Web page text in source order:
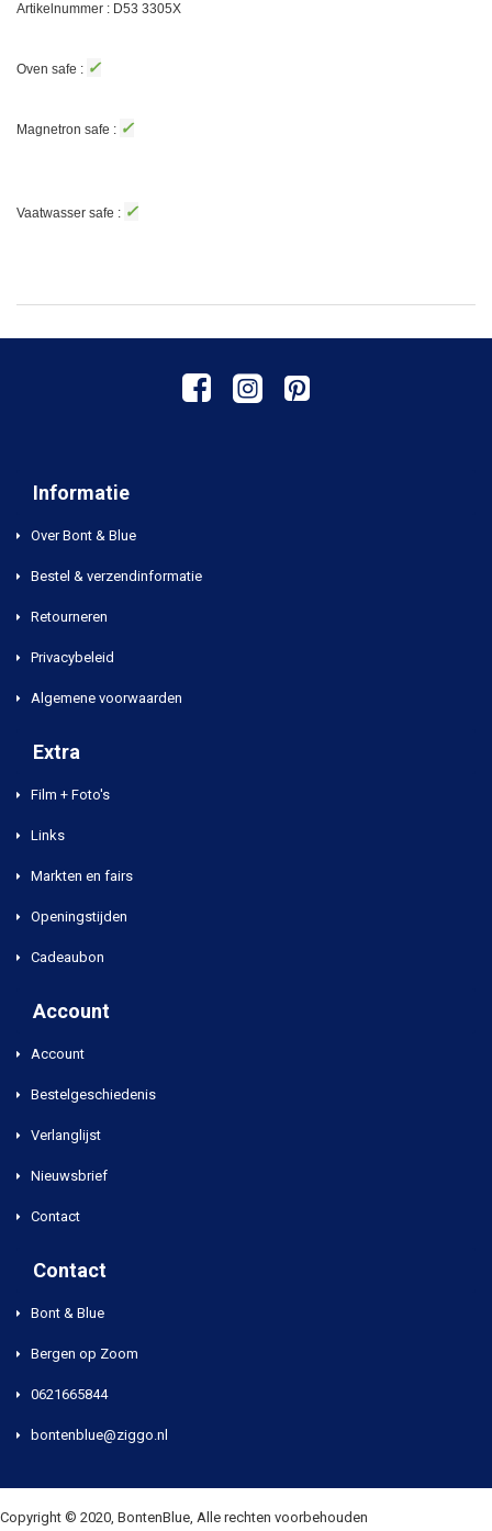
Artikelnummer : D53 3305X
Oven safe : ✓
Magnetron safe : ✓
Vaatwasser safe : ✓
Informatie
Over Bont & Blue
Bestel & verzendinformatie
Retourneren
Privacybeleid
Algemene voorwaarden
Extra
Film + Foto's
Links
Markten en fairs
Openingstijden
Cadeaubon
Account
Account
Bestelgeschiedenis
Verlanglijst
Nieuwsbrief
Contact
Contact
Bont & Blue
Bergen op Zoom
0621665844
bontenblue@ziggo.nl
Copyright © 2020, BontenBlue, Alle rechten voorbehouden